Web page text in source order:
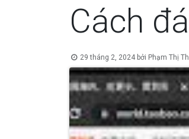
Cách
29 tháng 2, 2024 bởi Phạm Thị